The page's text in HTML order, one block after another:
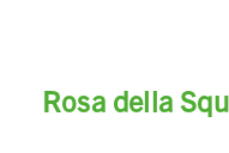
Rosa della